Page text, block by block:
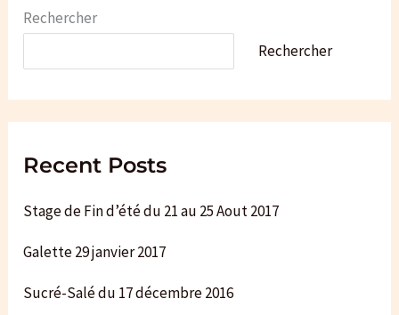
Rechercher
Rechercher
Recent Posts
Stage de Fin d’été du 21 au 25 Aout 2017
Galette 29 janvier 2017
Sucré-Salé du 17 décembre 2016